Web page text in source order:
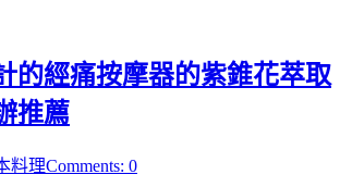
的經痛按摩器的紫錐花萃取
推薦
料理Comments: 0